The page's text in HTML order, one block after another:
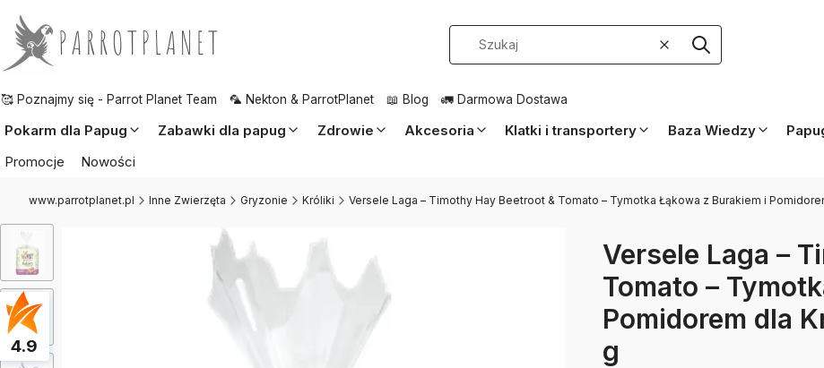
WyczyśćSzukaj
🥰 Poznajmy się - Parrot Planet Team 🦜 Nekton & ParrotPlanet 📖 Blog 🚛 Darmowa Dostawa
Pokarm dla Papug Zabawki dla papug Zdrowie Akcesoria Klatki i transportery Baza Wiedzy
Promocje
Nowości
www.parrotplanet.pl Inne Zwierzęta Gryzonie Króliki Versele Laga – Timothy Hay Beetroot & Tomato – Tymotka Łąkowa z Burakiem i
Versele Laga –
Tomato –
Pomidorem dla
g
4.9